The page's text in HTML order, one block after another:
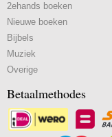
2ehands boeken
Nieuwe boeken
Bijbels
Muziek
Overige
Betaalmethodes